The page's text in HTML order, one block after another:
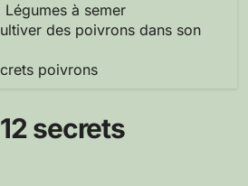
Légumes à semer
des poivrons dans son
poivrons
secrets